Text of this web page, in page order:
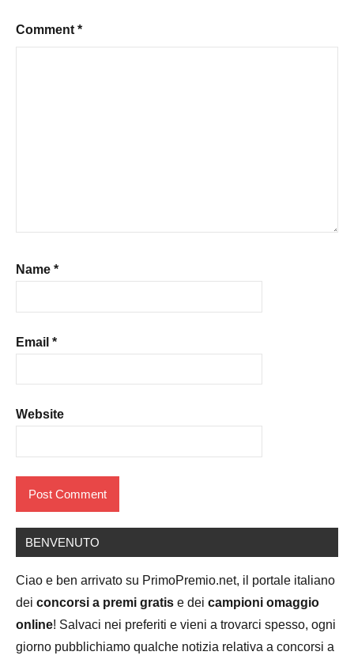
Comment *
Name *
Email *
Website
BENVENUTO
Ciao e ben arrivato su PrimoPremio.net, il portale italiano
dei concorsi a premi gratis e dei campioni omaggio
online! Salvaci nei preferiti e vieni a trovarci spesso, ogni
giorno pubblichiamo qualche notizia relativa a concorsi a